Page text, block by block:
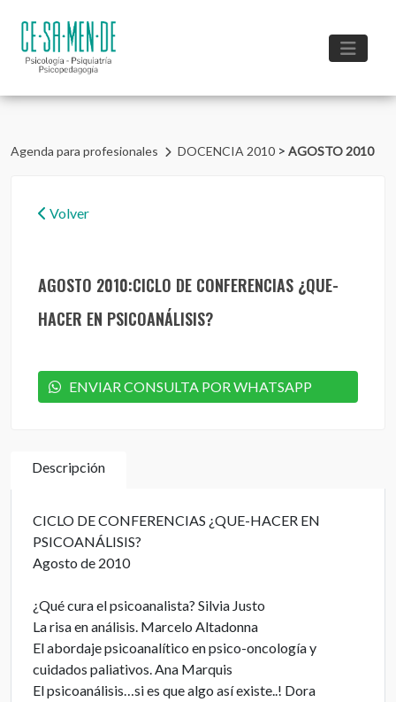
Agenda para profesionales DOCENCIA 2010 > AGOSTO 2010
Volver
AGOSTO 2010:CICLO DE CONFERENCIAS ¿QUE-
HACER EN PSICOANÁLISIS?
ENVIAR CONSULTA POR WHATSAPP
Descripción
CICLO DE CONFERENCIAS ¿QUE-HACER EN
PSICOANÁLISIS?
Agosto de 2010
¿Qué cura el psicoanalista? Silvia Justo
La risa en análisis. Marcelo Altadonna
El abordaje psicoanalítico en psico-oncología y
cuidados paliativos. Ana Marquis
El psicoanálisis…si es que algo así existe..! Dora